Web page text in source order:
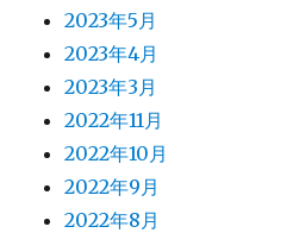
2023年5月
2023年4月
2023年3月
2022年11月
2022年10月
2022年9月
2022年8月